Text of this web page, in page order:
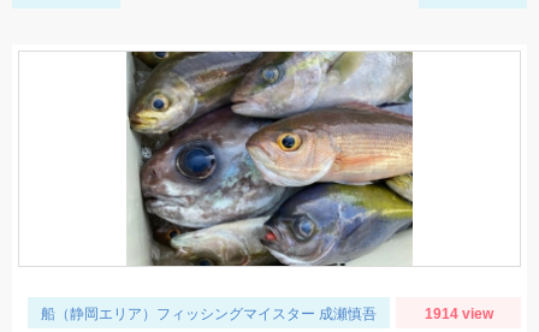
船（静岡エリア）フィッシングマイスター 成瀬慎吾 1914 view